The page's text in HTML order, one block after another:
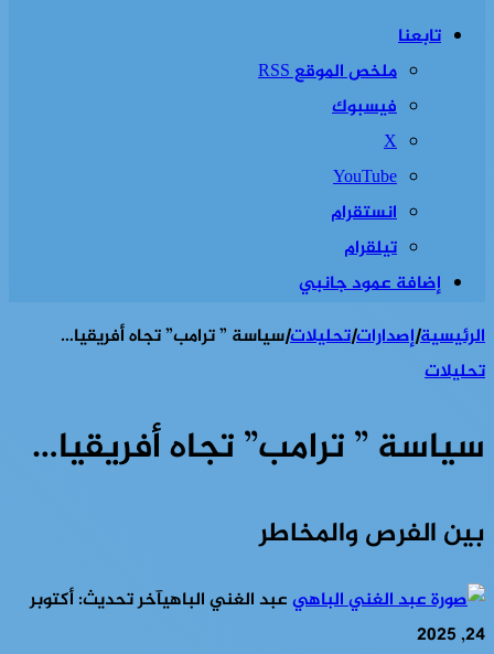
تابعنا
ملخص الموقع RSS
فيسبوك
‫X
‫YouTube
انستقرام
تيلقرام
إضافة عمود جانبي
الرئيسية|إصدارات|تحليلات|سياسة ” ترامب” تجاه أفريقيا…
تحليلات
سياسة ” ترامب” تجاه أفريقيا…
بين الفرص والمخاطر
عبد الغني الباهيآخر تحديث: أكتوبر
24, 2025